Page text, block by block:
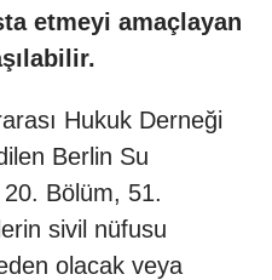
etmeyi amaçlayan
Hukuk Derneği
Berlin Su
20. Bölüm, 51.
sivil nüfusu
olacak veya